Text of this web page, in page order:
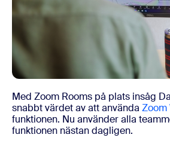
Med Zoom Rooms på plats insåg
snabbt värdet av att använda Zoom
funktionen. Nu använder alla
funktionen nästan dagligen.